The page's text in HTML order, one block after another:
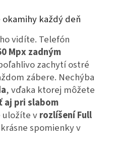
každý deň
vidíte. Telefón
Mpx zadným
zachytí ostré
zábere. Nechýba
, vďaka ktorej môžete
pri slabom
uložíte vrozlíšení Full
spomienky v